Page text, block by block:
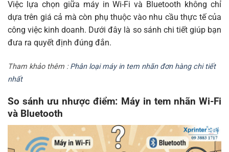
Việc lựa chọn giữa máy in Wi-Fi và Bluetooth không chỉ
dựa trên giá cả mà còn phụ thuộc vào nhu cầu thực tế của
công việc kinh doanh. Dưới đây là so sánh chi tiết giúp bạn
đưa ra quyết định đúng đắn.
Tham khảo thêm : Phân loại máy in tem nhãn đơn hàng chi tiết
nhất
So sánh ưu nhược điểm: Máy in tem nhãn Wi-Fi
và Bluetooth